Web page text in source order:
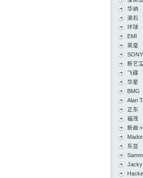
华纳
滚石
环球
EMI
英皇
SONY
新艺宝
飞碟
华星
BMG
Alan
正东
福茂
新曲
东亚
Jacky